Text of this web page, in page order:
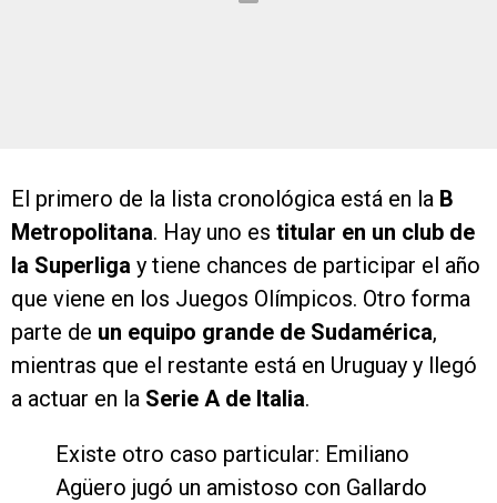
El primero de la lista cronológica está en la B
Metropolitana. Hay uno es titular en un club de
la Superliga y tiene chances de participar el año
que viene en los Juegos Olímpicos. Otro forma
parte de un equipo grande de Sudamérica,
mientras que el restante está en Uruguay y llegó
a actuar en la Serie A de Italia.
Existe otro caso particular: Emiliano
Agüero jugó un amistoso con Gallardo